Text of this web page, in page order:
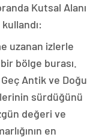
Kutsal Alanı
uzanan izlerle
bölge burası.
Antik ve Doğu
sürdüğünü
değeri ve
en